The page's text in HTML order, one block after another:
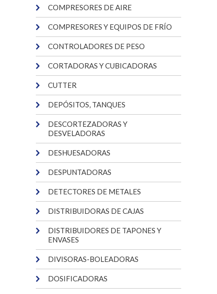
COMPRESORES DE AIRE
COMPRESORES Y EQUIPOS DE FRÍO
CONTROLADORES DE PESO
CORTADORAS Y CUBICADORAS
CUTTER
DEPÓSITOS, TANQUES
DESCORTEZADORAS Y
DESVELADORAS
DESHUESADORAS
DESPUNTADORAS
DETECTORES DE METALES
DISTRIBUIDORAS DE CAJAS
DISTRIBUIDORES DE TAPONES Y
ENVASES
DIVISORAS-BOLEADORAS
DOSIFICADORAS